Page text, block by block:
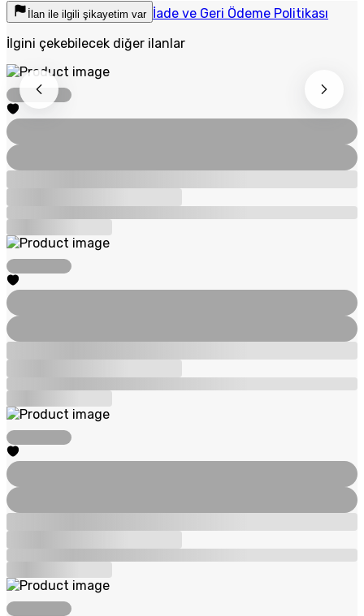
İlan ile ilgili şikayetim var İade ve Geri Ödeme Politikası
İlgini çekebilecek diğer ilanlar